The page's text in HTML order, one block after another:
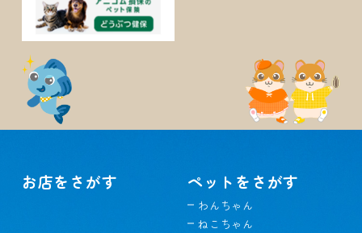
お店をさがす ペットをさがす
わんちゃん
ねこちゃん